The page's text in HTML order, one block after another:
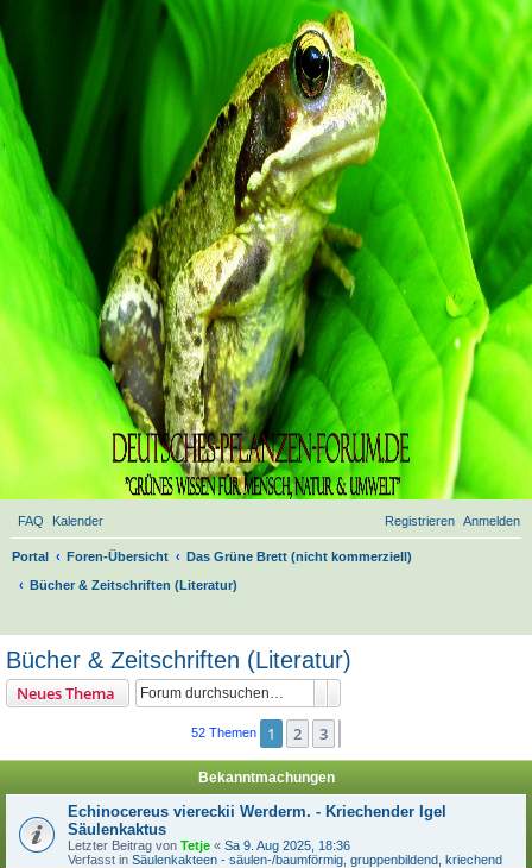
FAQ Kalender Anmelden
Registrieren
Portal Foren-Übersicht
Das Grüne Brett (nicht kommerziell)
Bücher & Zeitschriften (Literatur)
Bücher & Zeitschriften (Literatur)
Neues Thema
52 Themen 1 2 3
Bekanntmachungen
Echinocereus viereckii Werderm. - Kriechender Igel
Säulenkaktus
Letzter Beitrag von Tetje « Sa 9. Aug 2025, 18:36
Verfasst in Säulenkakteen - säulen-/baumförmig, gruppenbildend, kriechend